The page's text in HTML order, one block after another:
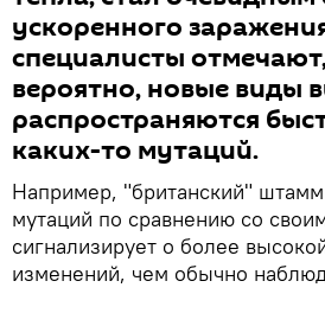
ускоренного
специалисты
вероятно, новые виды
распространяются
каких-то мутаций.
Например, "британский"
мутаций по сравнению со
сигнализирует о более
изменений, чем обычно